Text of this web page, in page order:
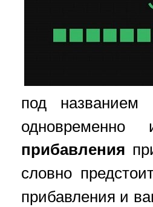
под названием
прибавления
словно
прибавления и